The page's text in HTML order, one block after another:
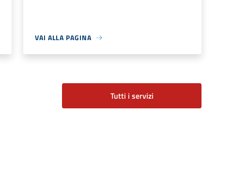
VAI ALLA PAGINA
Tutti i servizi